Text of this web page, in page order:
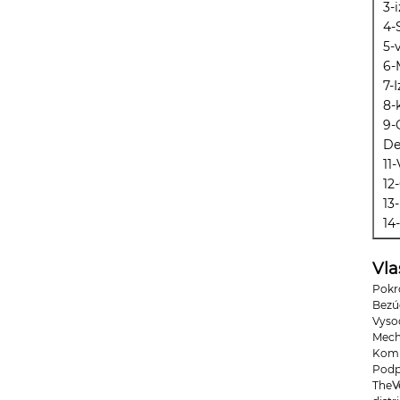
3-
4-
5-
6-
7-
8-
9-
The